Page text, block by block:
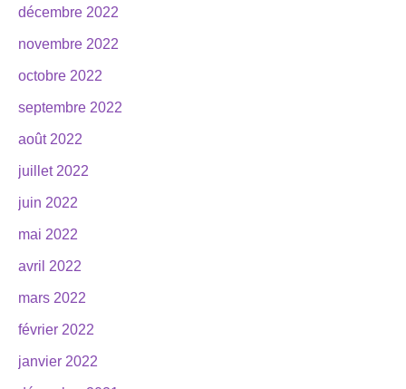
décembre 2022
novembre 2022
octobre 2022
septembre 2022
août 2022
juillet 2022
juin 2022
mai 2022
avril 2022
mars 2022
février 2022
janvier 2022